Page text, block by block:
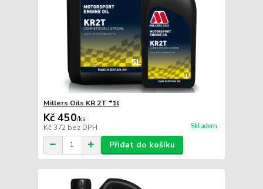
Millers Oils KR 2T *1l
Kč 450/ks
Kč 372 bez DPH Skladem
Přidat do košíku